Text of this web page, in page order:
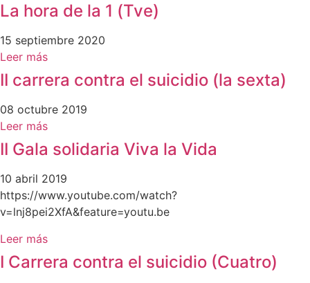
La hora de la 1 (Tve)
15 septiembre 2020
Leer más
II carrera contra el suicidio (la sexta)
08 octubre 2019
Leer más
II Gala solidaria Viva la Vida
10 abril 2019
https://www.youtube.com/watch?
v=lnj8pei2XfA&feature=youtu.be
Leer más
I Carrera contra el suicidio (Cuatro)